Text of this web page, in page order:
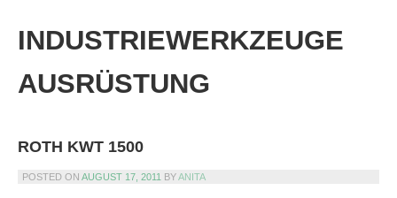
content
INDUSTRIEWERKZEUGE
AUSRÜSTUNG
ROTH KWT 1500
POSTED ON AUGUST 17, 2011 BYANITA